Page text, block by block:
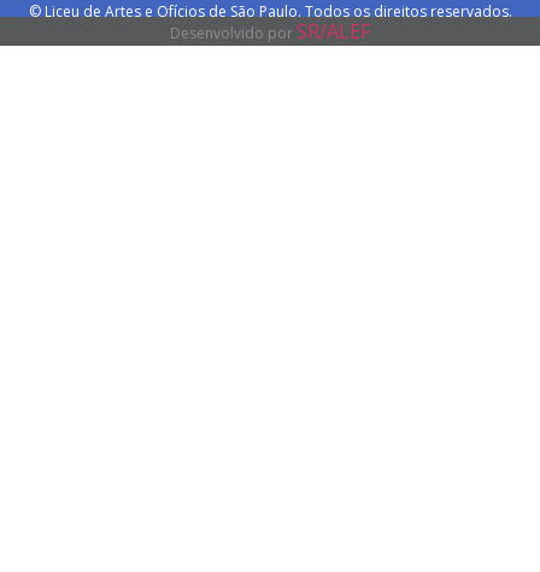
© Liceu de Artes e Ofícios de São Paulo. Todos os direitos reservados.
Desenvolvido por SR/ALEF